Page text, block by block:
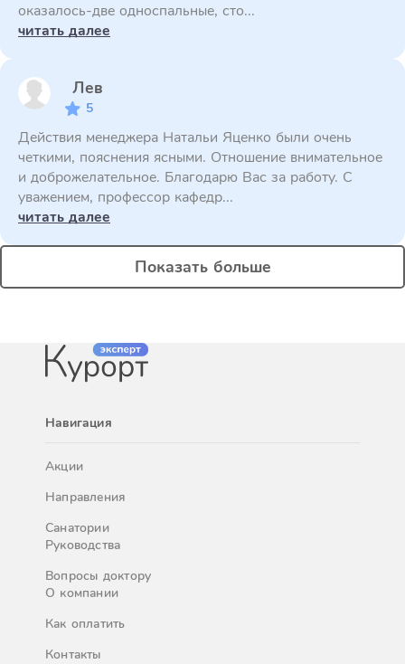
оказалось-две односпальные, сто...
читать далее
Лев
5
Действия менеджера Натальи Яценко были очень
четкими, пояснения ясными. Отношение внимательное
и доброжелательное. Благодарю Вас за работу. С
уважением, профессор кафедр...
читать далее
Показать больше
Навигация
Акции
Направления
Санатории
Руководства
Вопросы доктору
О компании
Как оплатить
Контакты